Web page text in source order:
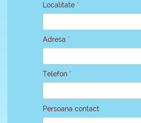
Localitate
Adresa
Telefon
Persoana contact